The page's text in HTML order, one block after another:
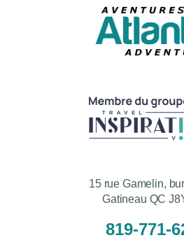
15 rue Gamelin,
Gatineau QC
819-771-